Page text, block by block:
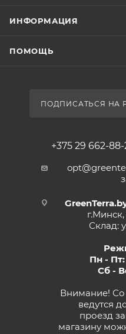
ИНФОРМАЦИЯ
ПОМОЩЬ
ПОДПИСАТЬСЯ НА
+375 29 662-
Склад:
Пн - Пт:
Сб -
Внимание! Со
ведутся
проезд
магазину